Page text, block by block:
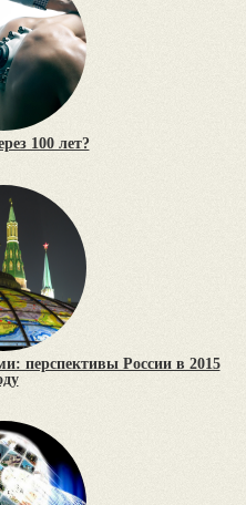
100 лет?
перспективы России в 2015